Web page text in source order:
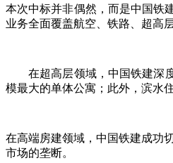
本次中标并非偶然，而是中国铁
业务全面覆盖航空、铁路、超高
在超高层领域，中国铁建深
模最大的单体公寓；此外，滨水
在高端房建领域，中国铁建成功
市场的垄断。